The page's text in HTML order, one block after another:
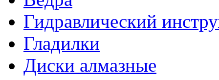
Гидравлический
Гладилки
Диски алмазные